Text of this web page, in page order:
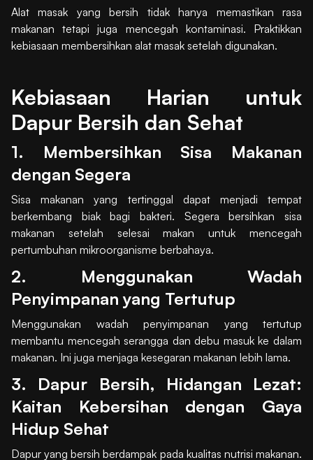
Alat masak yang bersih tidak hanya memastikan rasa
makanan tetapi juga mencegah kontaminasi. Praktikkan
kebiasaan membersihkan alat masak setelah digunakan.
Kebiasaan Harian untuk
Dapur Bersih dan Sehat
1. Membersihkan Sisa Makanan
dengan Segera
Sisa makanan yang tertinggal dapat menjadi tempat
berkembang biak bagi bakteri. Segera bersihkan sisa
makanan setelah selesai makan untuk mencegah
pertumbuhan mikroorganisme berbahaya.
2. Menggunakan Wadah
Penyimpanan yang Tertutup
Menggunakan wadah penyimpanan yang tertutup
membantu mencegah serangga dan debu masuk ke dalam
makanan. Ini juga menjaga kesegaran makanan lebih lama.
3. Dapur Bersih, Hidangan Lezat:
Kaitan Kebersihan dengan Gaya
Hidup Sehat
Dapur yang bersih berdampak pada kualitas nutrisi makanan.